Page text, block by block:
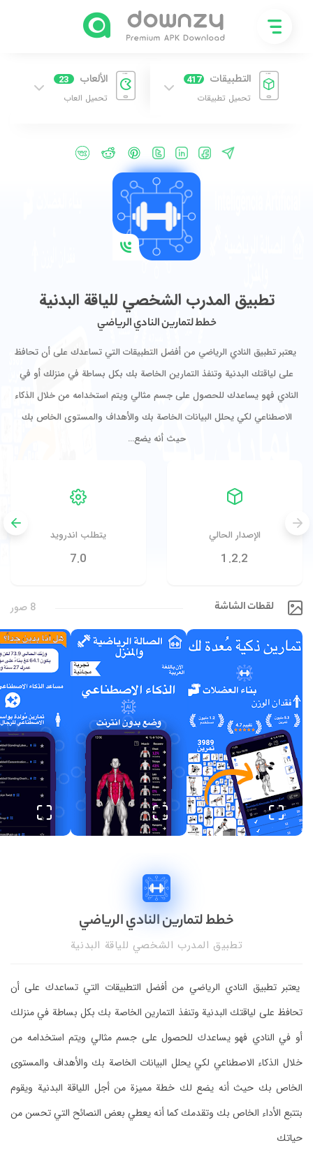
التطبيقات 417
تحميل تطبيقات
الألعاب 23
تحميل العاب
تطبيق المدرب الشخصي للياقة البدنية
خطط لتمارين النادي الرياضي
‏يعتبر تطبيق النادي الرياضي من أفضل التطبيقات التي تساعدك على أن تحافظ
على لياقتك البدنية وتنفذ التمارين الخاصة بك بكل بساطة في منزلك أو في
النادي فهو يساعدك للحصول على جسم مثالي ويتم استخدامه من خلال الذكاء
الاصطناعي لكي يحلل البيانات الخاصة بك والأهداف والمستوى الخاص بك
حيث أنه يضع…
الإصدار الحالي
1.2.2
يتطلب اندرويد
7.0
لقطات الشاشة 8 صور
خطط لتمارين النادي الرياضي
تطبيق المدرب الشخصي للياقة البدنية
‏يعتبر تطبيق النادي الرياضي من أفضل التطبيقات التي تساعدك على أن
تحافظ على لياقتك البدنية وتنفذ التمارين الخاصة بك بكل بساطة في منزلك
أو في النادي فهو يساعدك للحصول على جسم مثالي ويتم استخدامه من
خلال الذكاء الاصطناعي لكي يحلل البيانات الخاصة بك والأهداف والمستوى
الخاص بك حيث أنه يضع لك خطة مميزة من أجل اللياقة البدنية ويقوم
بتتبع الأداء الخاص بك وتقدمك كما أنه يعطي بعض النصائح التي تحسن من
حياتك